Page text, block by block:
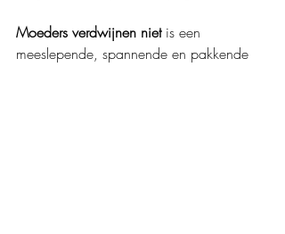
Moeders verdwijnen niet is een
meeslepende, spannende en pakkende